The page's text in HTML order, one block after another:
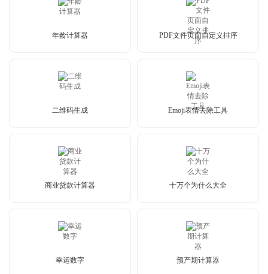
年龄计算器 PDF文件页面自定义排序
二维码生成 Emoji表情去除工具
商业贷款计算器 十万个为什么大全
幸运数字 预产期计算器